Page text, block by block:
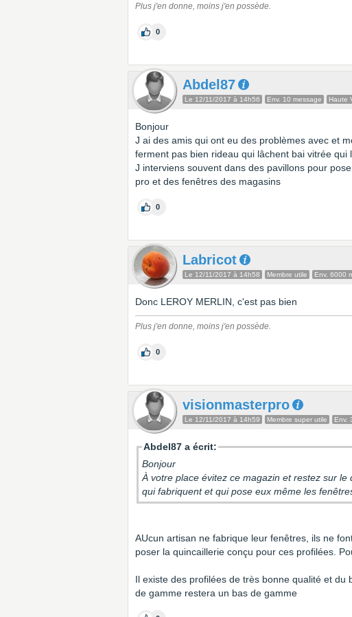
Plus j'en donne, moins j'en possède.
0
Abdel87
Le 12/11/2017 à 14h56 Env. 10 message Haute
Bonjour
J ai des amis qui ont eu des problèmes avec et
ferment pas bien rideau qui lâchent bai vitrée qui
J interviens souvent dans des pavillons pour
pro et des fenêtres des magasins
0
Labricot
Le 12/11/2017 à 14h58 Membre utile Env. 6000
Donc LEROY MERLIN, c'est pas bien
Plus j'en donne, moins j'en possède.
0
visionmasterpro
Le 12/11/2017 à 14h59 Membre super utile Env.
Abdel87 a écrit:
Bonjour
À votre place évitez ce magazin et restez sur
qui fabriquent et qui pose eux même les
AUcun artisan ne fabrique leur fenêtres, ils ne
poser la quincaillerie conçu pour ces profilées.
Il existe des profilées de très bonne qualité et
de gamme restera un bas de gamme